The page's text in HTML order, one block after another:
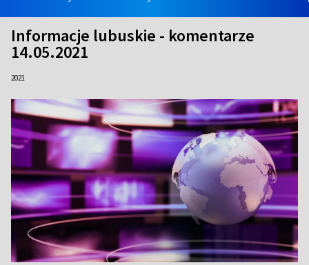
Informacje lubuskie - komentarze
14.05.2021
2021